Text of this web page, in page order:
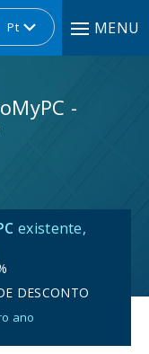
Pt MENU
-
existente,
DESCONTO
ano